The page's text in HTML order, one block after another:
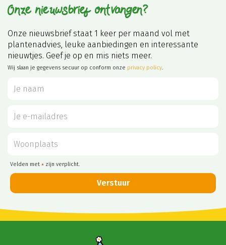
Onze nieuwsbrief ontvangen?
Onze nieuwsbrief staat 1 keer per maand vol met
plantenadvies, leuke aanbiedingen en interessante
nieuwtjes. Geef je op en mis niets meer.
Wij slaan je gegevens secuur op conform onze privacy policy.
Velden met * zijn verplicht.